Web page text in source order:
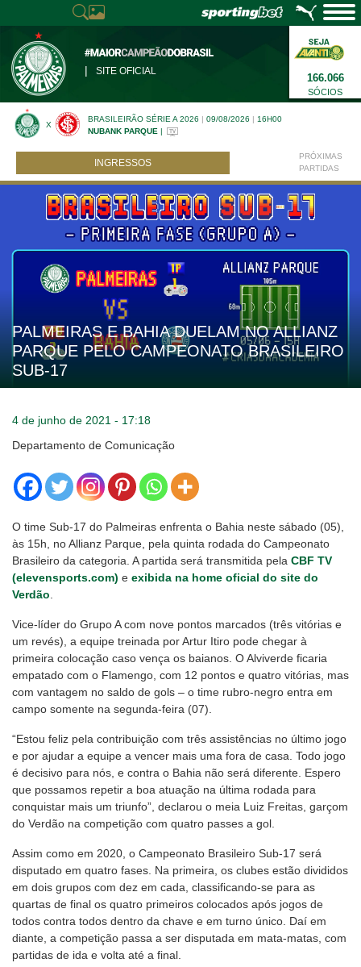
| SITE OFICIAL
166.066
SÓCIOS
X
BRASILEIRÃO SÉRIE A 2026 | 09/08/2026 | 16H00
NUBANK PARQUE |
INGRESSOS
PRÓXIMAS
PARTIDAS
PALMEIRAS E BAHIA DUELAM NO ALLIANZ
PARQUE PELO CAMPEONATO BRASILEIRO
SUB-17
4 de junho de 2021 - 17:18
Departamento de Comunicação
O time Sub-17 do Palmeiras enfrenta o Bahia neste sábado (05),
às 15h, no Allianz Parque, pela quinta rodada do Campeonato
Brasileiro da categoria. A partida será transmitida pela CBF TV
(elevensports.com) e exibida na home oficial do site do
Verdão
Vice-líder do Grupo A com nove pontos marcados (três vitórias e
um revés), a equipe treinada por Artur Itiro pode chegar à
primeira colocação caso vença os baianos. O Alviverde ficaria
empatado com o Flamengo, com 12 pontos e quatro vitórias, mas
com vantagem no saldo de gols – o time rubro-negro entra em
campo somente na segunda-feira (07).
“Estou feliz pela contribuição com três assistências no último jogo
e por ajudar a equipe a vencer mais uma fora de casa. Todo jogo
é decisivo para nós, e contra o Bahia não será diferente. Espero
que possamos repetir a boa atuação na última rodada para
conquistar mais um triunfo”, declarou o meia Luiz Freitas, garçom
do Verdão na competição com quatro passes a gol.
Assim como em 2020, o Campeonato Brasileiro Sub-17 será
disputado em quatro fases. Na primeira, os clubes estão divididos
em dois grupos com dez em cada, classificando-se para as
quartas de final os quatro primeiros colocados após jogos de
todos contra todos dentro da chave e em turno único. Daí em
diante, a competição passa a ser disputada em mata-matas, com
partidas de ida e volta até a final.